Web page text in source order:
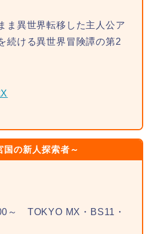
ま異世界転移した主人公ア
続ける異世界冒険譚の第2
の新人探索者～
～ TOKYO MX・BS11・